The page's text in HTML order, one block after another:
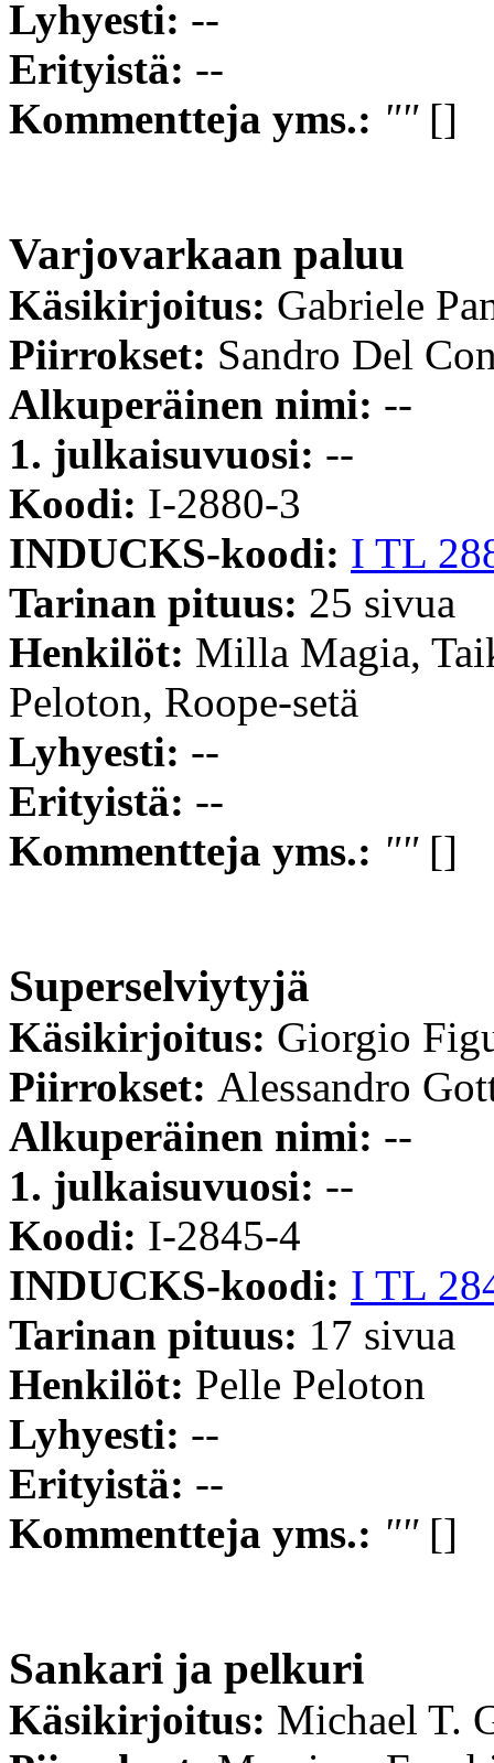
Lyhyesti: --
Erityistä: --
Kommentteja yms.: ""[]
Varjovarkaan paluu
Käsikirjoitus: Gabriele
Piirrokset: Sandro Del
Alkuperäinen nimi: --
1. julkaisuvuosi: --
Koodi: I-2880-3
INDUCKS-koodi: I TL
Tarinan pituus: 25 sivua
Henkilöt: Milla Magia,
Peloton, Roope-setä
Lyhyesti: --
Erityistä: --
Kommentteja yms.: ""[]
Superselviytyjä
Käsikirjoitus: Giorgio
Piirrokset: Alessandro
Alkuperäinen nimi: --
1. julkaisuvuosi: --
Koodi: I-2845-4
INDUCKS-koodi: I TL
Tarinan pituus: 17 sivua
Henkilöt: Pelle Peloton
Lyhyesti: --
Erityistä: --
Kommentteja yms.: ""[]
Sankari ja pelkuri
Käsikirjoitus: Michael T.